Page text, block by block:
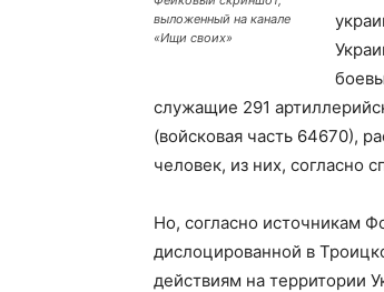
выложенный на канале
«Ищи своих»
служащие 291
(войсковая часть 64670),
человек, из них, согласно
Но, согласно источникам
дислоцированной в
действиям на территории